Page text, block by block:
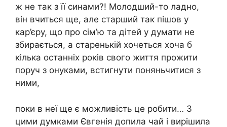
ж не так з її синами?! Молодший-то ладно,
він вчиться ще, але старший так пішов у
кар’єру, що про сім’ю та дітей у думати не
збирається, а старенькій хочеться хоча б
кілька останніх років свого життя прожити
поруч з онуками, встигнути поняньчитися з
ними,
поки в неї ще є можливість це робити… З
цими думками Євгенія допила чай і вирішила